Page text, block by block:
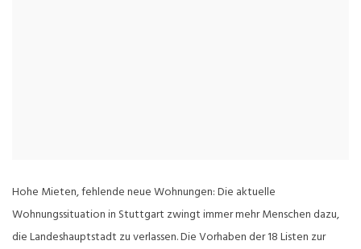
Hohe Mieten, fehlende neue Wohnungen: Die aktuelle
Wohnungssituation in Stuttgart zwingt immer mehr Menschen dazu,
die Landeshauptstadt zu verlassen. Die Vorhaben der 18 Listen zur